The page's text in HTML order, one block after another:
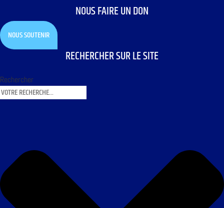
NOUS FAIRE UN DON
NOUS SOUTENIR
RECHERCHER SUR LE SITE
Rechercher